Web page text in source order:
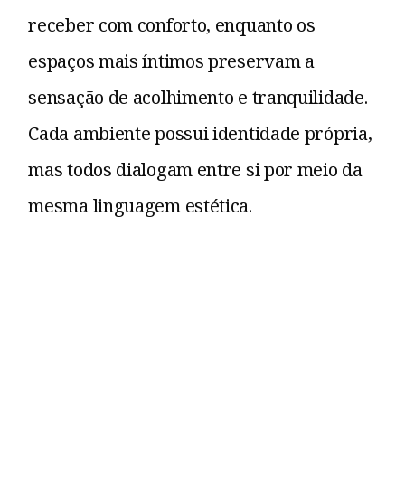
receber com conforto, enquanto os
espaços mais íntimos preservam a
sensação de acolhimento e tranquilidade.
Cada ambiente possui identidade própria,
mas todos dialogam entre si por meio da
mesma linguagem estética.